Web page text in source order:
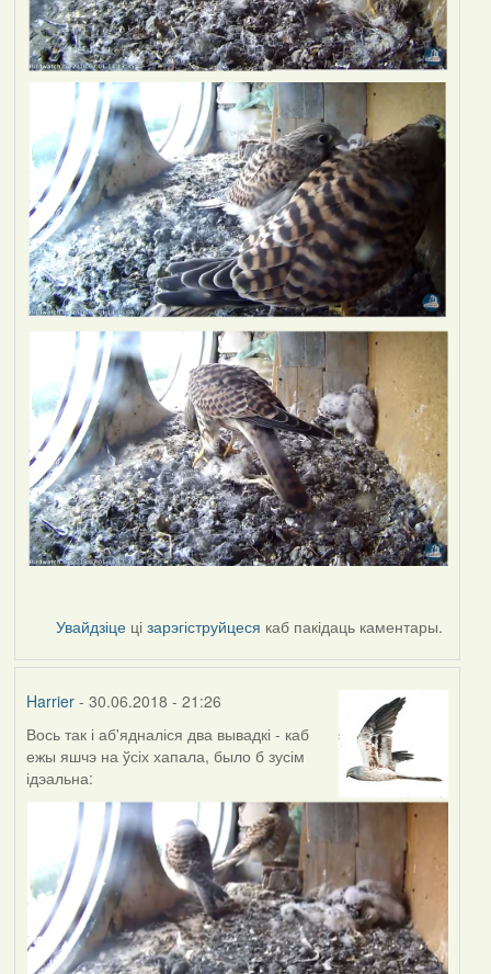
Увайдзіце цізарэгіструйцеся каб пакідаць каментары.
Harrier- 30.06.2018 - 21:26
Вось так і аб'ядналіся два вывадкі - каб
ежы яшчэ на ўсіх хапала, было б зусім
ідэальна: